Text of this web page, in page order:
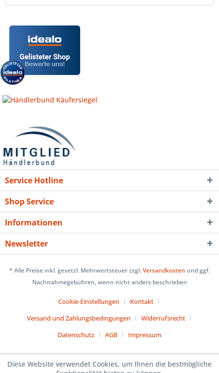
Service Hotline
Shop Service
Informationen
Newsletter
* Alle Preise inkl. gesetzl. Mehrwertsteuer zzgl.Versandkosten und ggf.
Nachnahmegebühren, wenn nicht anders beschrieben
Cookie-Einstellungen
Kontakt
Versand und Zahlungsbedingungen
Widerrufsrecht
Datenschutz
AGB Impressum
Diese Website verwendet Cookies, um Ihnen die bestmögliche